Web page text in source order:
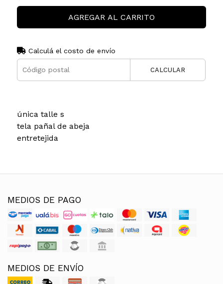
AGREGAR AL CARRITO
Calculá el costo de envío
CALCULAR
única talle s
tela pañal de abeja
entretejida
MEDIOS DE PAGO
MEDIOS DE ENVÍO